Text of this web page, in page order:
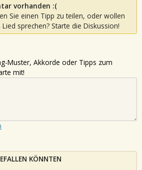
vorhanden :(
Sie einen Tipp zu teilen, oder wollen
sprechen? Starte die Diskussion!
Muster, Akkorde oder Tipps zum
mit!
KÖNNTEN